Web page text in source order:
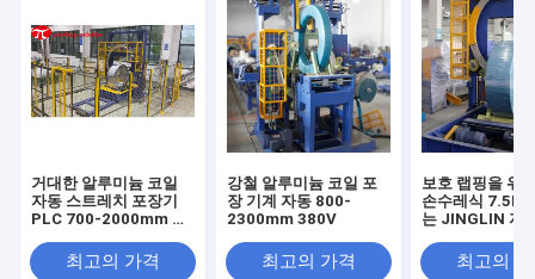
거대한 알루미늄 코일
자동 스트레치 포장기
PLC 700-2000mm 폭
최고의 가격
강철 알루미늄 코일 포
장 기계 자동 800-
2300mm 380V
최고의 가격
보호 랩핑을 위
손수레식
는 JINGLIN 자
최고의